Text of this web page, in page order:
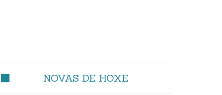
NOVAS DE HOXE